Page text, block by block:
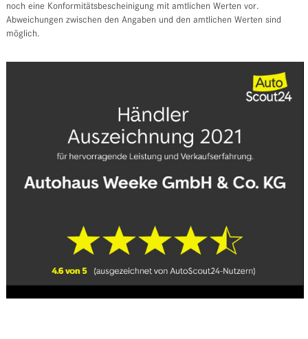
noch eine Konformitätsbescheinigung mit amtlichen Werten vor.
Abweichungen zwischen den Angaben und den amtlichen Werten sind
möglich.